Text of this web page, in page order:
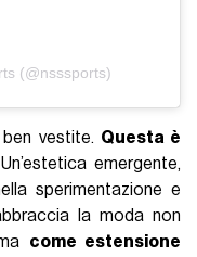
(@nsssports)
vestite. Questa è
emergente,
sperimentazione e
la moda non
come estensione